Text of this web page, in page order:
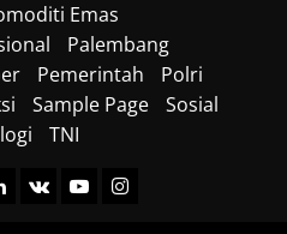
Emas
Palembang
Pemerintah
Polri
Sample Page
Sosial
TNI
VK YoutubeInstagram